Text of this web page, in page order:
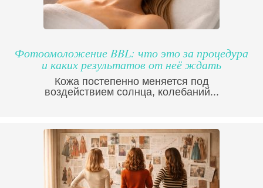
Фотоомоложение BBL: что это за процедура
и каких результатов от неё ждать
Кожа постепенно меняется под
воздействием солнца, колебаний...